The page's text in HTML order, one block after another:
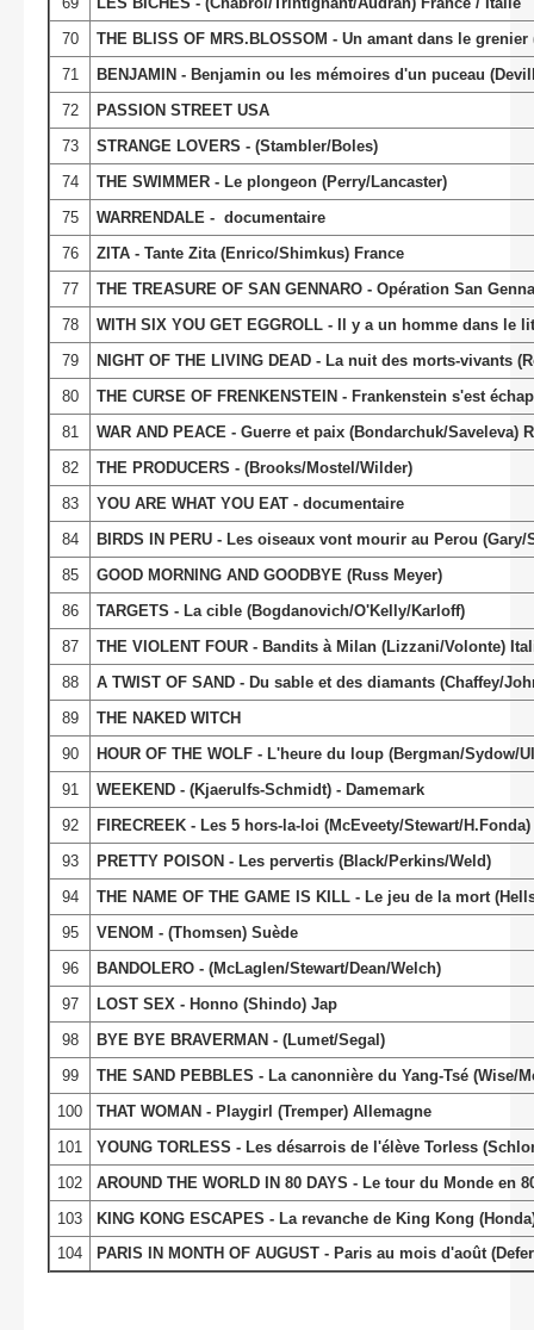
70
THE BLISS OF MRS.BLOSSOM - Un amant dans le
71
BENJAMIN - Benjamin ou les mémoires d'un puceau
72
PASSION STREET USA
73
STRANGE LOVERS - (Stambler/Boles)
74
THE SWIMMER - Le plongeon (Perry/Lancaster)
75
WARRENDALE - documentaire
76
ZITA - Tante Zita (Enrico/Shimkus) France
77
THE TREASURE OF SAN GENNARO - Opération San
78
WITH SIX YOU GET EGGROLL - Il y a un homme dans le
79
NIGHT OF THE LIVING DEAD - La nuit des morts-vivants
80
THE CURSE OF FRENKENSTEIN - Frankenstein s'est
81
WAR AND PEACE - Guerre et paix (Bondarchuk/Saveleva)
82
THE PRODUCERS - (Brooks/Mostel/Wilder)
83
YOU ARE WHAT YOU EAT - documentaire
84
BIRDS IN PERU - Les oiseaux vont mourir au Perou (Gary/
85
GOOD MORNING AND GOODBYE (Russ Meyer)
86
TARGETS - La cible (Bogdanovich/O'Kelly/Karloff)
87
THE VIOLENT FOUR - Bandits à Milan (Lizzani/Volonte)
88
A TWIST OF SAND - Du sable et des diamants (Chaffey/
89
THE NAKED WITCH
90
HOUR OF THE WOLF - L'heure du loup (Bergman/Sydow/
91
WEEKEND - (Kjaerulfs-Schmidt) - Damemark
92
FIRECREEK - Les 5 hors-la-loi (McEveety/Stewart/H.Fonda)
93
PRETTY POISON - Les pervertis (Black/Perkins/Weld)
94
THE NAME OF THE GAME IS KILL - Le jeu de la mort
95
VENOM - (Thomsen) Suède
96
BANDOLERO - (McLaglen/Stewart/Dean/Welch)
97
LOST SEX - Honno (Shindo) Jap
98
BYE BYE BRAVERMAN - (Lumet/Segal)
99
THE SAND PEBBLES - La canonnière du Yang-Tsé (Wise/
100
THAT WOMAN - Playgirl (Tremper) Allemagne
101
YOUNG TORLESS - Les désarrois de l'élève Torless
102
AROUND THE WORLD IN 80 DAYS - Le tour du Monde en
103
KING KONG ESCAPES - La revanche de King Kong
104
PARIS IN MONTH OF AUGUST - Paris au mois d'août